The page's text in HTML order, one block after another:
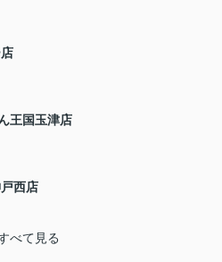
王国玉津店
西店
べて見る